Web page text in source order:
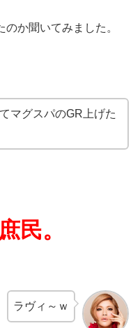
か聞いてみました。
マグスパのGR上げた
民。
ラヴィ～ｗ